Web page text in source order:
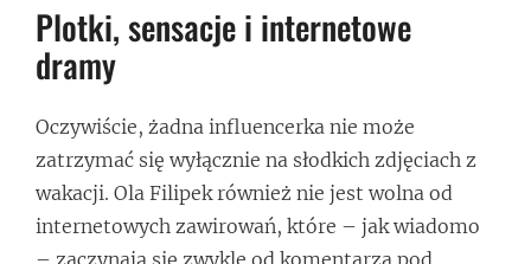
Plotki, sensacje i internetowe
dramy
Oczywiście, żadna influencerka nie może
zatrzymać się wyłącznie na słodkich zdjęciach z
wakacji. Ola Filipek również nie jest wolna od
internetowych zawirowań, które – jak wiadomo
– zaczynają się zwykle od komentarza pod